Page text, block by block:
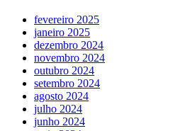
fevereiro 2025
janeiro 2025
dezembro 2024
novembro 2024
outubro 2024
setembro 2024
agosto 2024
julho 2024
junho 2024